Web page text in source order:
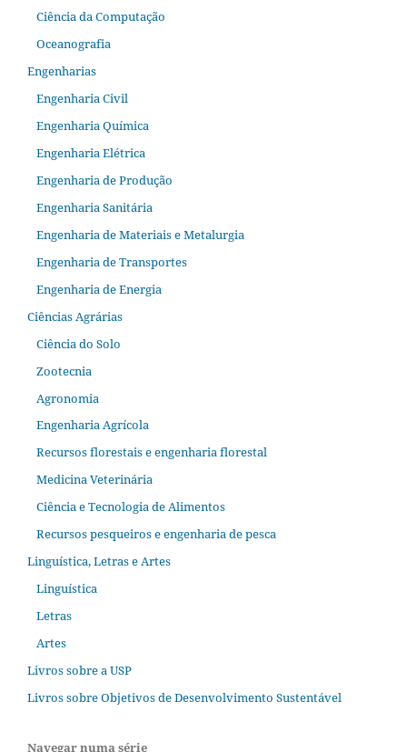
Ciência da Computação
Oceanografia
Engenharias
Engenharia Civil
Engenharia Química
Engenharia Elétrica
Engenharia de Produção
Engenharia Sanitária
Engenharia de Materiais e Metalurgia
Engenharia de Transportes
Engenharia de Energia
Ciências Agrárias
Ciência do Solo
Zootecnia
Agronomia
Engenharia Agrícola
Recursos florestais e engenharia florestal
Medicina Veterinária
Ciência e Tecnologia de Alimentos
Recursos pesqueiros e engenharia de pesca
Linguística, Letras e Artes
Linguística
Letras
Artes
Livros sobre a USP
Livros sobre Objetivos de Desenvolvimento Sustentável
Navegar numa série